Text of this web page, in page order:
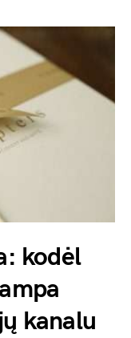
kodėl
kanalu